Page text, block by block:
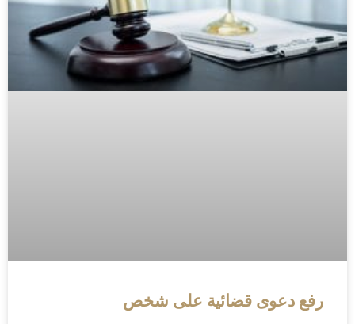
رفع دعوى قضائية على شخص